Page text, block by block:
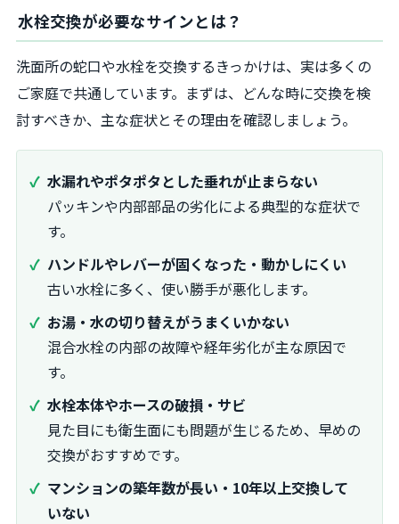
水栓交換が必要なサインとは？
洗面所の蛇口や水栓を交換するきっかけは、実は多くの
ご家庭で共通しています。まずは、どんな時に交換を検
討すべきか、主な症状とその理由を確認しましょう。
水漏れやポタポタとした垂れが止まらない
パッキンや内部部品の劣化による典型的な症状で
す。
ハンドルやレバーが固くなった・動かしにくい
古い水栓に多く、使い勝手が悪化します。
お湯・水の切り替えがうまくいかない
混合水栓の内部の故障や経年劣化が主な原因で
す。
水栓本体やホースの破損・サビ
見た目にも衛生面にも問題が生じるため、早めの
交換がおすすめです。
マンションの築年数が長い・10年以上交換して
いない